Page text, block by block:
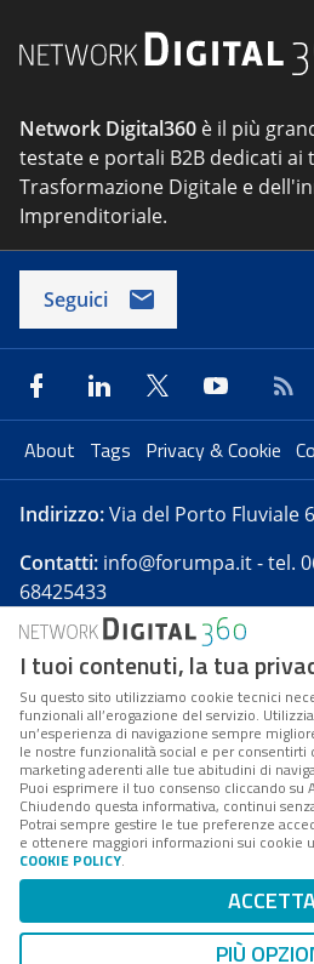
Network Digital360 è il più
testate e portali B2B dedicati ai
Trasformazione Digitale e
Imprenditoriale.
Seguici
About Tags Privacy & Cookie
Indirizzo:Via del Porto Fluviale
Contatti: info@forumpa.it- tel.
68425433
Forumpa.itè una
presso Registro della stampa
Reg. n. 182 del 2 maggio 2008 -
Stentella
FPA s.r.l. è società
Coordinamento da parte di
è un'azienda certificata per il
Codice Fiscale/Partita IVA n.
n. 1249791.
Mappa del
I tuoi contenuti, la tua
Su questo sito utilizziamo cookie tecnici
funzionali all’erogazione del servizio.
un’esperienza di navigazione sempre
le nostre funzionalità social e per
marketing aderenti alle tue abitudini di
Puoi esprimere il tuo consenso cliccando su
Chiudendo questa informativa, continui
Potrai sempre gestire le tue preferenze
e ottenere maggiori informazioni sui cookie
COOKIE POLICY.
PIÙ